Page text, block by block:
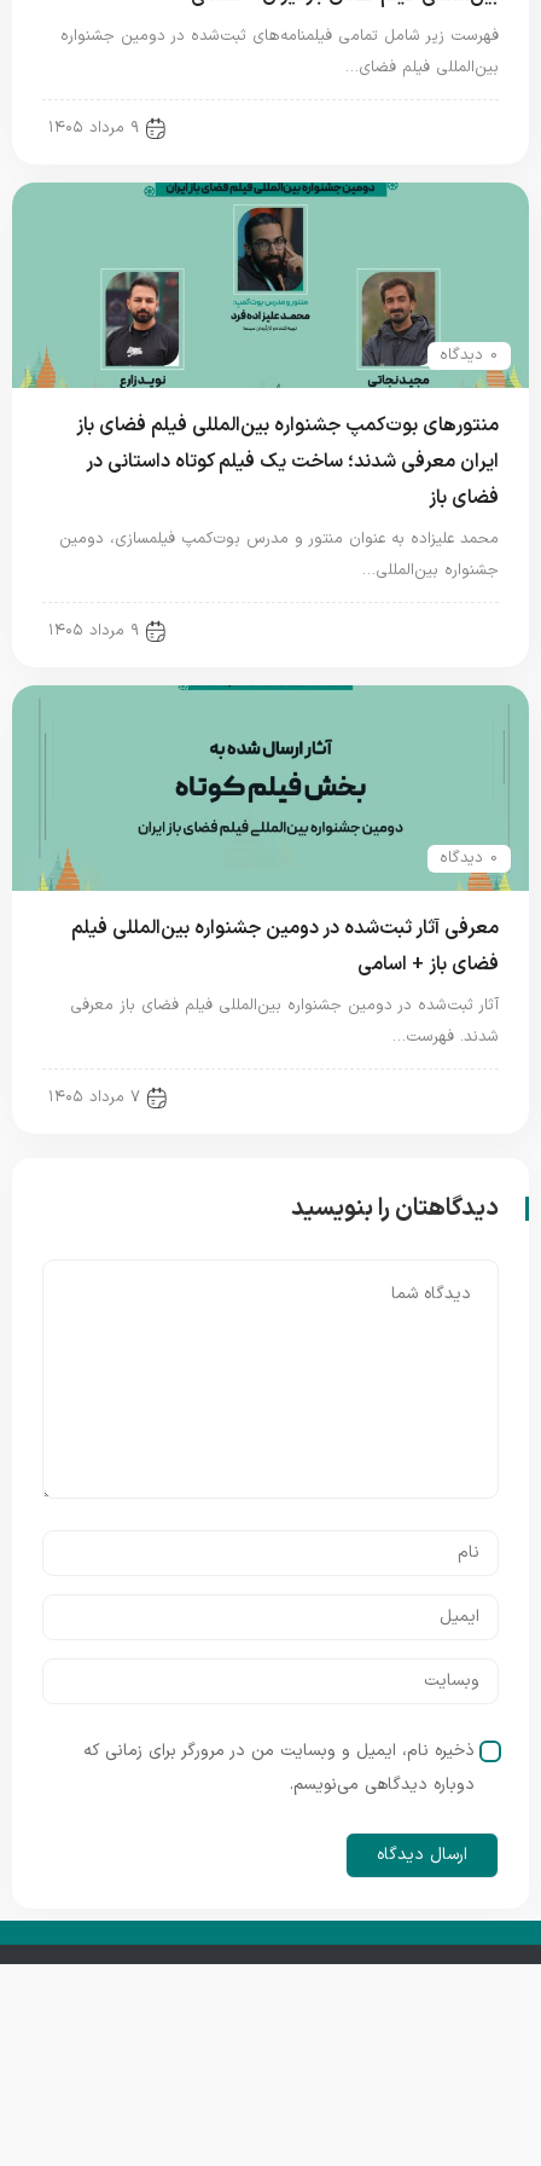
فهرست زیر شامل تمامی فیلمنامه‌های ثبت‌شده در دومین جشنواره
بین‌المللی فیلم فضای…
۹ مرداد ۱۴۰۵
0 دیدگاه
منتورهای بوت‌کمپ جشنواره بین‌المللی فیلم فضای باز
ایران معرفی شدند؛ ساخت یک فیلم کوتاه داستانی در
فضای باز
محمد علیزاده به عنوان منتور و مدرس بوت‌کمپ فیلمسازی، دومین
جشنواره بین‌المللی…
۹ مرداد ۱۴۰۵
0 دیدگاه
معرفی آثار ثبت‌شده در دومین جشنواره بین‌المللی فیلم
فضای باز + اسامی
آثار ثبت‌شده در دومین جشنواره بین‌المللی فیلم فضای باز معرفی
شدند. فهرست…
۷ مرداد ۱۴۰۵
دیدگاهتان را بنویسید
ذخیره نام، ایمیل و وبسایت من در مرورگر برای زمانی که
دوباره دیدگاهی می‌نویسم.